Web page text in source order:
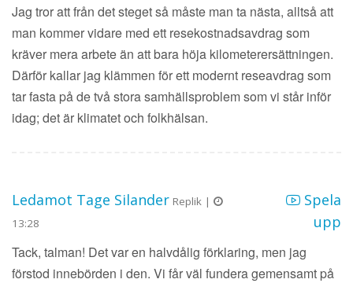
Jag tror att från det steget så måste man ta nästa, alltså att
man kommer vidare med ett resekostnadsavdrag som
kräver mera arbete än att bara höja kilometerersättningen.
Därför kallar jag klämmen för ett modernt reseavdrag som
tar fasta på de två stora samhällsproblem som vi står inför
idag; det är klimatet och folkhälsan.
Ledamot Tage Silander Replik |
13:28
Spela
upp
Tack, talman! Det var en halvdålig förklaring, men jag
förstod innebörden i den. Vi får väl fundera gemensamt på